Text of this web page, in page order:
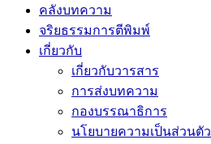
คลังบทความ
จริยธรรมการตีพิมพ์
เกี่ยวกับ
เกี่ยวกับวารสาร
การส่งบทความ
กองบรรณาธิการ
นโยบายความเป็นส่วนตัว